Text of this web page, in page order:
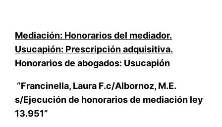
Mediación: Honorarios del mediador.
Usucapión: Prescripción adquisitiva.
Honorarios de abogados: Usucapión
“Francinella, Laura F.c/Albornoz, M.E.
s/Ejecución de honorarios de mediación ley
13.951”